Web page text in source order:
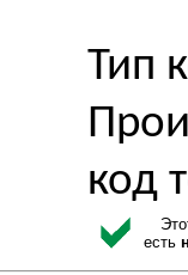
Тип
код
есть